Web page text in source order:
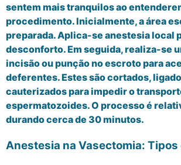
sentem mais tranquilos ao
procedimento. Inicialmente, a área
preparada. Aplica-se anestesia local
desconforto. Em seguida, realiza-se
incisão ou punção no escroto para
deferentes. Estes são cortados,
cauterizados para impedir o
espermatozoides. O processo é
durando cerca de 30 minutos.
Anestesia na Vasectomia: Tipos